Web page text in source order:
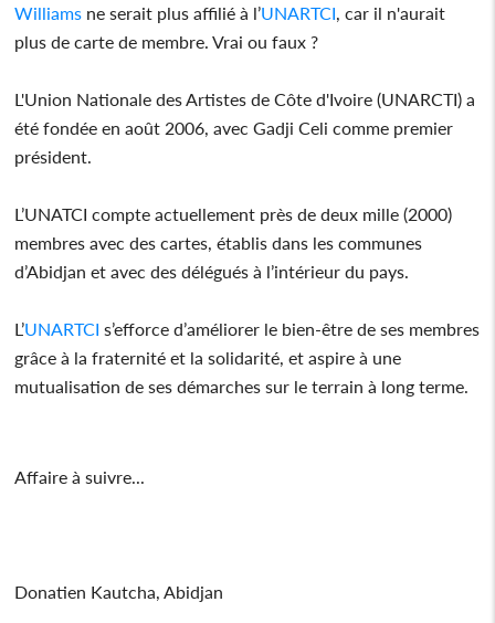
Williams ne serait plus affilié à l’UNARTCI , car il n'aurait
plus de carte de membre. Vrai ou faux ?
L'Union Nationale des Artistes de Côte d'Ivoire (UNARCTI) a
été fondée en août 2006, avec Gadji Celi comme premier
président.
L’UNATCI compte actuellement près de deux mille (2000)
membres avec des cartes, établis dans les communes
d’Abidjan et avec des délégués à l’intérieur du pays.
L’UNARTCI s’efforce d’améliorer le bien-être de ses membres
grâce à la fraternité et la solidarité, et aspire à une
mutualisation de ses démarches sur le terrain à long terme.
Affaire à suivre...
Donatien Kautcha, Abidjan